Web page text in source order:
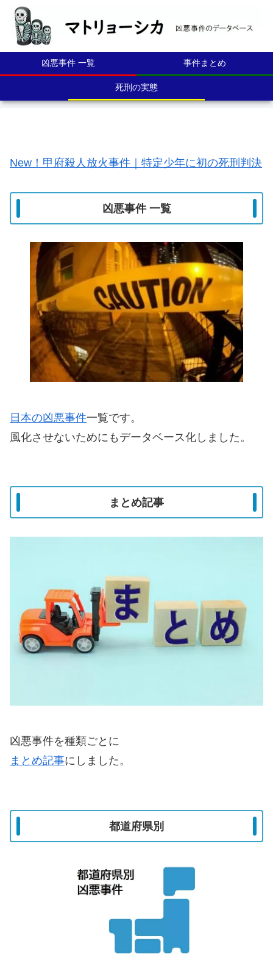
凶悪事件 一覧 事件まとめ
死刑の実態
New！甲府殺人放火事件｜特定少年に初の死刑判決
凶悪事件 一覧
日本の凶悪事件一覧です。
風化させないためにもデータベース化しました。
まとめ記事
凶悪事件を種類ごとに
まとめ記事にしました。
都道府県別